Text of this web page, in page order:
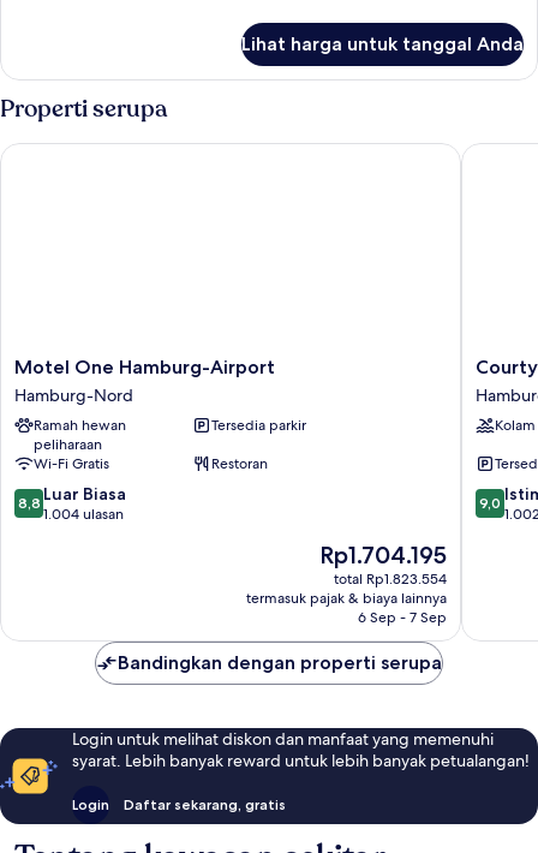
Suite,
kamar
Lihat harga untuk tanggal Anda
Properti serupa
Motel
One
Hamburg-
Airport
Hamburg-
Nord
Motel One Hamburg-Airport
Hamburg-Nord
Ramah hewan
peliharaan
Tersedia parkir
Wi-Fi Gratis
Restoran
8.8
dari
8,8 Luar Biasa
1.004 ulasan
Harga
sekarang
Rp1.704.195
Rp1.704.195
total Rp1.823.554
termasuk pajak & biaya lainnya
6 Sep - 7 Sep
Motel One Hamburg-Airport
by
Marriott
Nord
9.0
dari
9,0
Bandingkan dengan properti serupa
Login untuk melihat diskon dan manfaat yang memenuhi
syarat. Lebih banyak reward untuk lebih banyak petualangan!
Login Daftar sekarang, gratis